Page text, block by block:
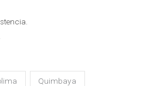
Quimbaya